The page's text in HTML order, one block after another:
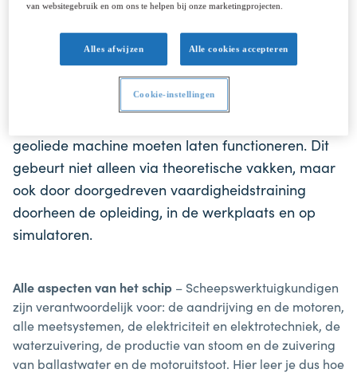
de aandrijving en de motoren, alle meetsystemen,
de elektriciteit en elektrotechniek, de
waterzuivering, de productie van stoom, de
zuivering van ballastwater en de motoruitstoot. Ze
leren hoe al deze technische systemen onderling
geoliede machine moeten laten functioneren. Dit
gebeurt niet alleen via theoretische vakken, maar
ook door doorgedreven vaardigheidstraining
doorheen de opleiding, in de werkplaats en op
simulatoren.
Alle aspecten van het schip – Scheepswerktuigkundigen
zijn verantwoordelijk voor: de aandrijving en de motoren,
alle meetsystemen, de elektriciteit en elektrotechniek, de
waterzuivering, de productie van stoom en de zuivering
van ballastwater en de motoruitstoot. Hier leer je dus hoe
van websitegebruik en om ons te helpen bij onze marketingprojecten.
Alles afwijzen Alle cookies accepteren
Cookie-instellingen